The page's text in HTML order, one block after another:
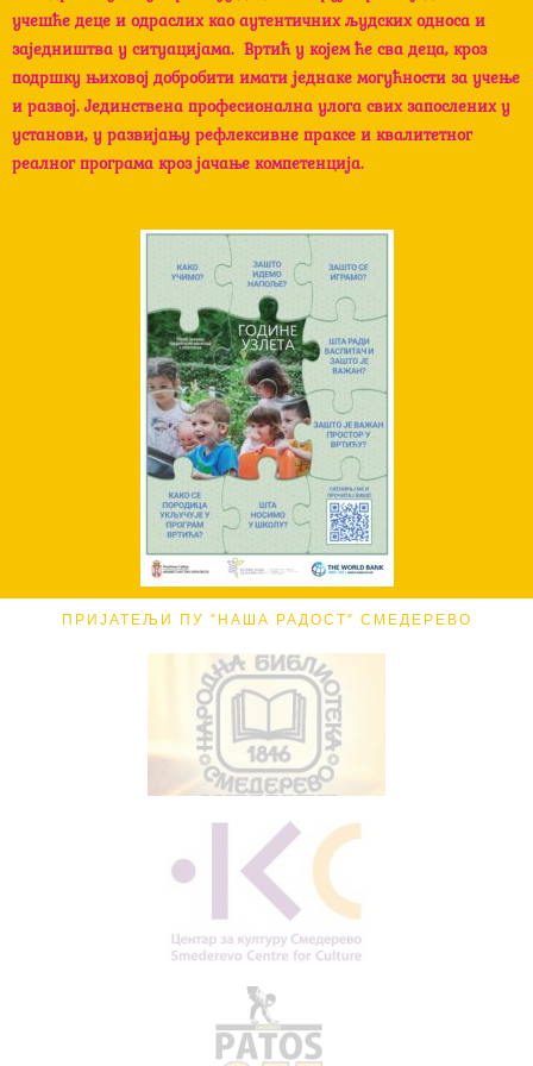
учешће деце и одраслих као аутентичних људских односа и
заједништва у ситуацијама. Вртић у којем ће сва деца, кроз
подршку њиховој добробити имати једнаке могућности за учење
и развој. Јединствена професионална улога свих запослених у
установи, у развијању рефлексивне праксе и квалитетног
реалног програма кроз јачање компетенција.
ПРИЈАТЕЉИ ПУ "НАША РАДОСТ" СМЕДЕРЕВО